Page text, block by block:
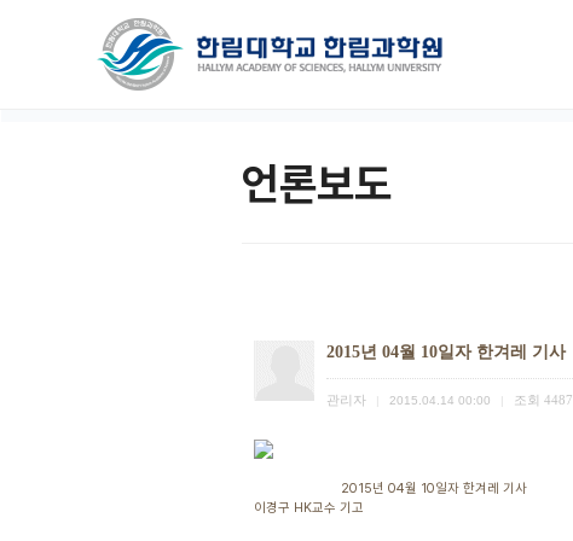
언론보도
2015년 04월 10일자 한겨레 기사
관리자 2015.04.14 00:00 조회 4487
2015년 04월 10일자 한겨레 기사
이경구 HK교수 기고